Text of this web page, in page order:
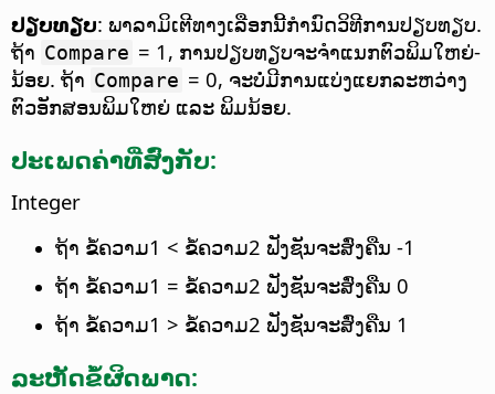
ປຽບທຽບ: ພາລາມິເຕີທາງເລືອກນີ້ກຳນົດວິທີການປຽບທຽບ.
ຖ້າ Compare = 1, ການປຽບທຽບຈະຈຳແນກຕົວພິມໃຫຍ່-
ນ້ອຍ. ຖ້າ Compare = 0, ຈະບໍ່ມີການແບ່ງແຍກລະຫວ່າງ
ຕົວອັກສອນພິມໃຫຍ່ ແລະ ພິມນ້ອຍ.
ປະເພດຄ່າທີ່ສົ່ງກັບ:
Integer
ຖ້າ ຂໍ້ຄວາມ1 < ຂໍ້ຄວາມ2 ຟັງຊັນຈະສົ່ງຄືນ -1
ຖ້າ ຂໍ້ຄວາມ1 = ຂໍ້ຄວາມ2 ຟັງຊັນຈະສົ່ງຄືນ 0
ຖ້າ ຂໍ້ຄວາມ1 > ຂໍ້ຄວາມ2 ຟັງຊັນຈະສົ່ງຄືນ 1
ລະຫັດຂໍ້ຜິດພາດ: